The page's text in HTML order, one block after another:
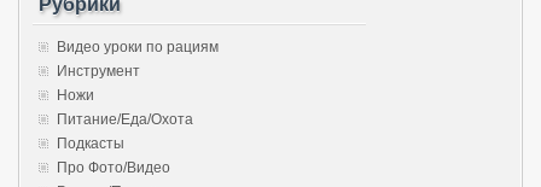
Рубрики
Видео уроки по рациям
Инструмент
Ножи
Питание/Еда/Охота
Подкасты
Про Фото/Видео